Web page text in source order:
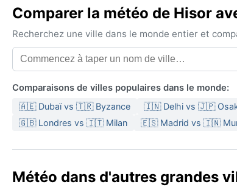
Comparer la météo de Hisor
Recherchez une ville dans le monde entier et
Comparaisons de villes populaires dans le monde:
🇦🇪 Dubaï vs 🇹🇷 Byzance 🇮🇳 Delhi vs 🇯🇵
🇬🇧 Londres vs 🇮🇹 Milan
🇪🇸 Madrid vs 🇮🇳
Météo dans d'autres grandes